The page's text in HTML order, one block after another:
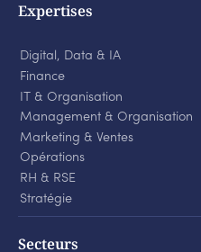
Expertises
Digital, Data & IA
Finance
IT & Organisation
Management & Organisation
Marketing & Ventes
Opérations
RH & RSE
Stratégie
Secteurs